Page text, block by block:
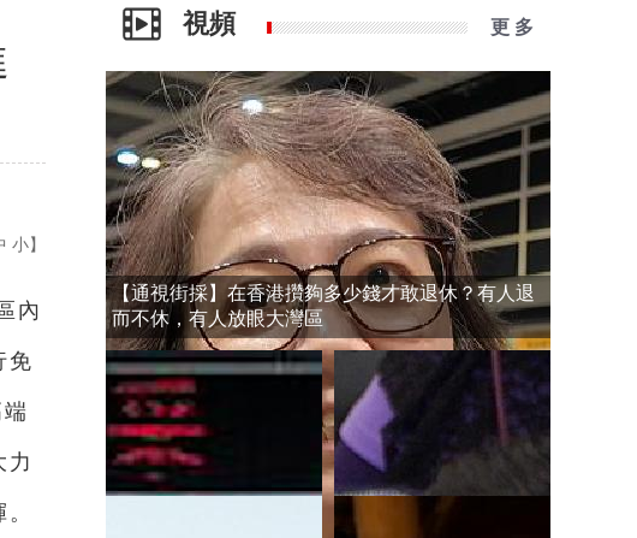
小】
內
免
力
視頻 更 多
【通視街採】在香港攢夠多少錢才敢退休？有人退
而不休，有人放眼大灣區